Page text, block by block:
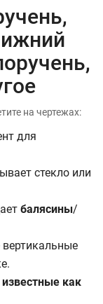
на чертежах:
для
стекло или
балясины/
известные как